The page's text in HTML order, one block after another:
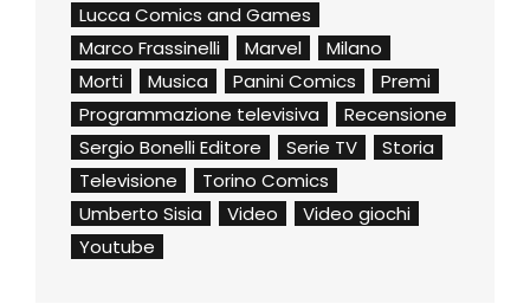
Lucca Comics and Games
Marco Frassinelli
Marvel
Milano
Morti
Musica Panini Comics
Premi
Programmazione televisiva
Recensione
Sergio Bonelli Editore
Serie TV
Storia
Televisione
Torino Comics
Umberto Sisia
Video
Video giochi
Youtube